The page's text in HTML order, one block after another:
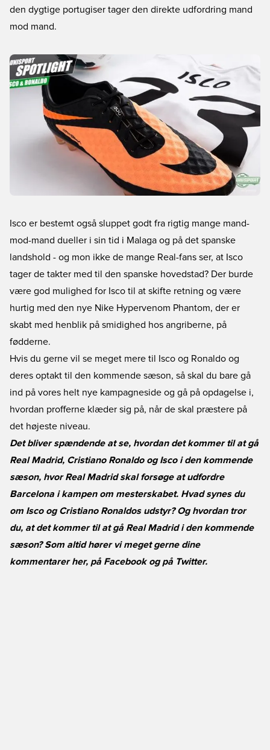
den dygtige portugiser tager den direkte udfordring mand
mod mand.
Isco er bestemt også sluppet godt fra rigtig mange mand-
mod-mand dueller i sin tid i Malaga og på det spanske
landshold - og mon ikke de mange Real-fans ser, at Isco
tager de takter med til den spanske hovedstad? Der burde
være god mulighed for Isco til at skifte retning og være
hurtig med den nye Nike Hypervenom Phantom, der er
skabt med henblik på smidighed hos angriberne, på
fødderne.
Hvis du gerne vil se meget mere til Isco og Ronaldo og
deres optakt til den kommende sæson, så skal du bare gå
ind på vores helt nye kampagneside og gå på opdagelse i,
hvordan profferne klæder sig på, når de skal præstere på
det højeste niveau.
Det bliver spændende at se, hvordan det kommer til at gå
Real Madrid, Cristiano Ronaldo og Isco i den kommende
sæson, hvor Real Madrid skal forsøge at udfordre
Barcelona i kampen om mesterskabet. Hvad synes du
om Isco og Cristiano Ronaldos udstyr? Og hvordan tror
du, at det kommer til at gå Real Madrid i den kommende
sæson? Som altid hører vi meget gerne dine
kommentarer her, på Facebookog på Twitter.